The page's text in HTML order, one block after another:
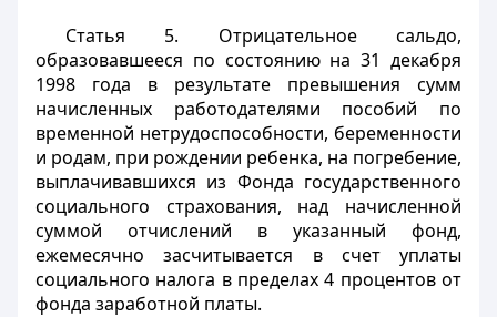
Статья 5. Отрицательное сальдо,
образовавшееся по состоянию на 31 декабря
1998 года в результате превышения сумм
начисленных работодателями пособий по
временной нетрудоспособности, беременности
и родам, при рождении ребенка, на погребение,
выплачивавшихся из Фонда государственного
социального страхования, над начисленной
суммой отчислений в указанный фонд,
ежемесячно засчитывается в счет уплаты
социального налога в пределах 4 процентов от
фонда заработной платы.